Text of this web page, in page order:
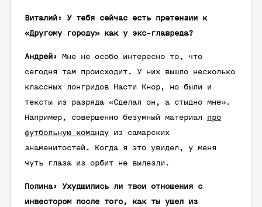
Виталий: У тебя сейчас есть претензии к
«Другому городу» как у экс-главреда?
Андрей:
Мне не особо интересно то, что
сегодня там происходит. У них вышло несколько
классных лонгридов Насти Кнор, но были и
тексты из разряда «Сделал он, а стыдно мне».
Например, совершенно безумный материал про
футбольную команду из самарских
знаменитостей. Когда я это увидел, у меня
чуть глаза из орбит не вылезли.
Полина: Ухудшились ли твои отношения с
инвестором после того, как ты ушел из